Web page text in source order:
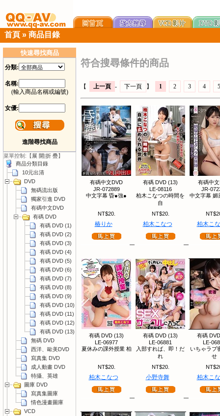
首頁 » 商品目錄
快速尋找商品
分類:
名稱:
(輸入商品名稱或編號)
女優:
進階尋找商品
菜單控制:【展 開|折 疊】
商品分類目錄
10元出清
DVD
無碼流出版
獨家引進 DVD
有碼中文DVD
有碼 DVD
有碼 DVD (1)
有碼 DVD (2)
有碼 DVD (3)
有碼 DVD (4)
有碼 DVD (5)
有碼 DVD (6)
有碼 DVD (7)
有碼 DVD (8)
有碼 DVD (9)
有碼 DVD (10)
有碼 DVD (11)
有碼 DVD (12)
有碼 DVD (13)
無碼 DVD
西洋、歐美DVD
寫真集 DVD
成人動畫 DVD
特攝、英雄
圖庫 DVD
寫真集圖庫
情色漫畫圖庫
VCD
符合搜尋條件的商品
【 上一頁 - 下一頁 】 1 2 3 4 5
有碼中文DVD
JR-072889
中文字幕 昏●強●
NT$20.
椿りか
有碼 DVD (13)
LE-08116
柏木こなつの時間を
自
NT$20.
柏木こなつ
有碼中
JR-
中文字幕 媚
柏木こ
有碼 DVD (13)
LE-06977
夏休みの課外授業 柏
NT$20.
柏木こなつ
有碼 DVD (13)
LE-06881
入部すれば、即！だ
れ
NT$20.
小野寺舞
有碼
LE-
いちゃラブ
せ
柏木こ